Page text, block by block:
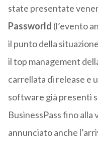
state presentate
Passworld (l’evento
il punto della
il top management
carrellata di release e
software già presenti
BusinessPass fino alla
annunciato anche